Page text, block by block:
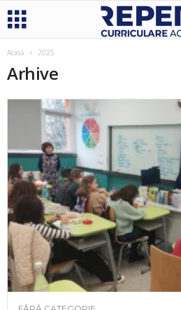
Acasă 2025
Arhive